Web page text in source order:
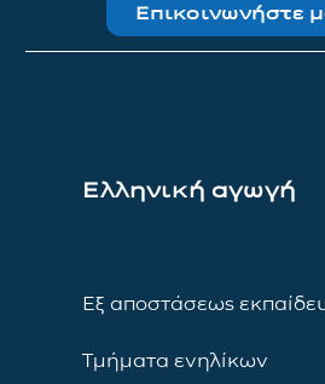
Επικοινωνήστε
Ελληνική αγωγή
Εξ αποστάσεως
Τμήματα ενηλίκων